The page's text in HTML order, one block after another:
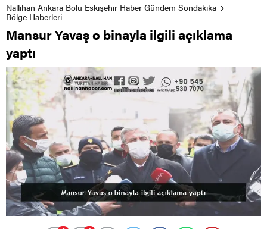
Nallıhan Ankara Bolu Eskişehir Haber Gündem Sondakika
Bölge Haberleri
Mansur Yavaş o binayla ilgili açıklama
yaptı